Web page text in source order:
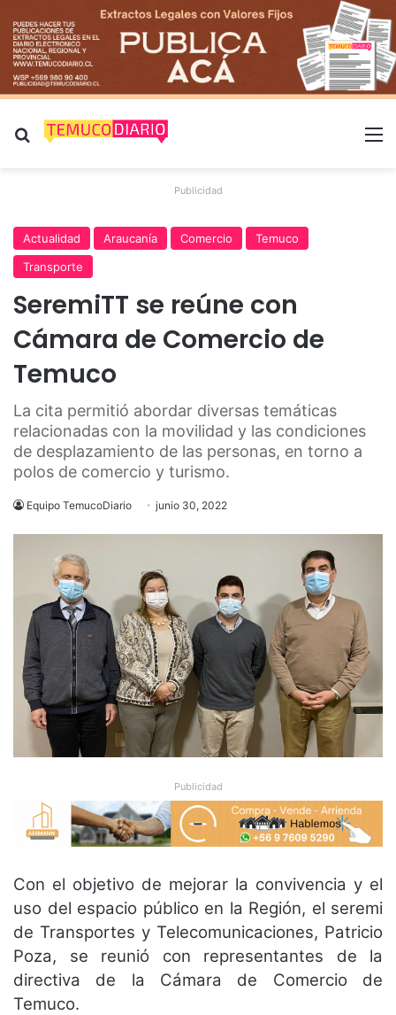
Buscar por
Publicidad
Actualidad Araucanía Comercio
Temuco
Transporte
SeremiTT se reúne con
Cámara de Comercio de
Temuco
La cita permitió abordar diversas temáticas
relacionadas con la movilidad y las condiciones
de desplazamiento de las personas, en torno a
polos de comercio y turismo.
Equipo TemucoDiario junio 30, 2022
Publicidad
Con el objetivo de mejorar la convivencia y el
uso del espacio público en la Región, el seremi
de Transportes y Telecomunicaciones, Patricio
Poza, se reunió con representantes de la
directiva de la Cámara de Comercio de
Temuco.